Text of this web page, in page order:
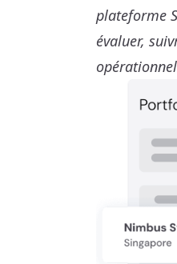
plateforme
évaluer,